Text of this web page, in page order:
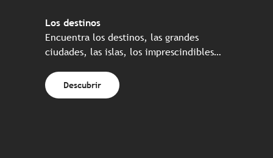
Los destinos
Encuentra los destinos, las grandes
ciudades, las islas, los imprescindibles…
Descubrir